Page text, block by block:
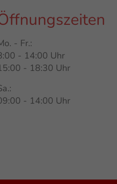
- Fr.:
- 14:00 Uhr
- 18:30 Uhr
- 14:00 Uhr